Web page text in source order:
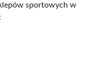
sportowych w